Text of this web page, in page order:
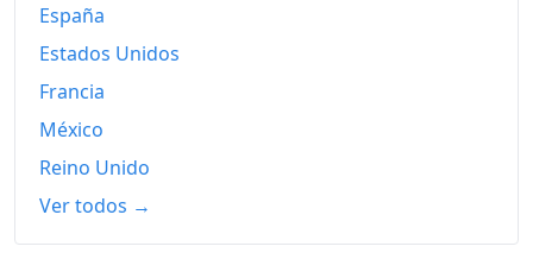
2020
2022
2023
España
Estados Unidos
Francia
México
Reino Unido
Ver todos →